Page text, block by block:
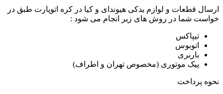
ارسال قطعات و لوازم یدکی هیوندای و کیا در کره اتوپارت طبق در
خواست شما در روش های زیر انجام می شود :
تیپاکس
اتوبوس
باربری
پیک موتوری (مخصوص تهران و اطراف)
نحوه پرداخت